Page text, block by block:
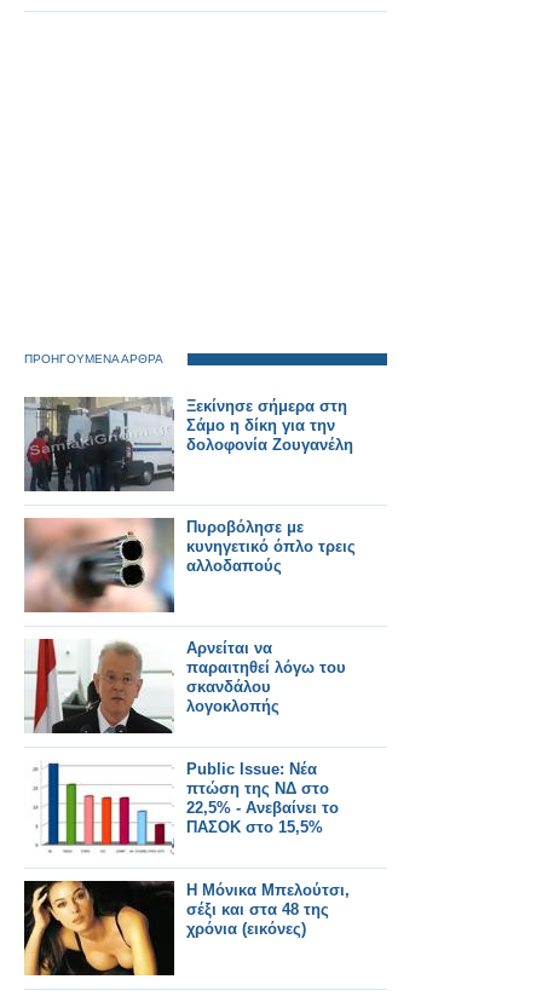
ΠΡΟΗΓΟΥΜΕΝΑ ΑΡΘΡΑ
Ξεκίνησε σήμερα στη
Σάμο η δίκη για την
δολοφονία Ζουγανέλη
Πυροβόλησε με
κυνηγετικό όπλο τρεις
αλλοδαπούς
Aρνείται να
παραιτηθεί λόγω του
σκανδάλου
λογοκλοπής
Public Issue: Νέα
πτώση της ΝΔ στο
22,5% - Ανεβαίνει το
ΠΑΣΟΚ στο 15,5%
Η Μόνικα Μπελούτσι,
σέξι και στα 48 της
χρόνια (εικόνες)